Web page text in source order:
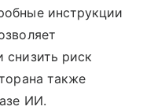
инструкции
снизить риск
также
ИИ.